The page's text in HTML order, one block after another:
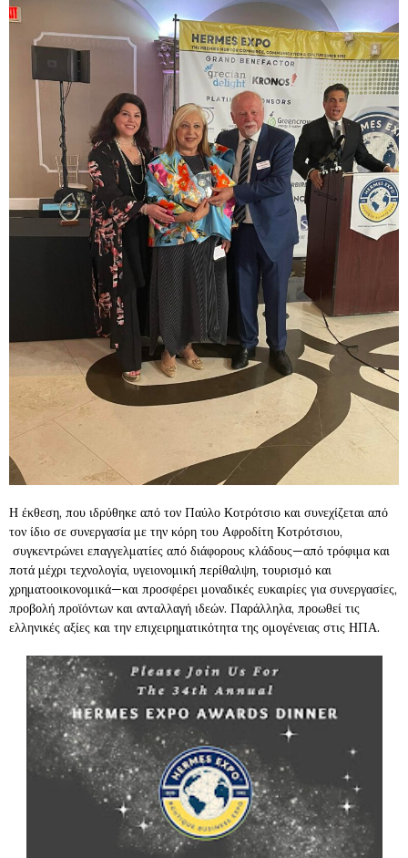
Η έκθεση, που ιδρύθηκε από τον Παύλο Κοτρότσιο και συνεχίζεται από
τον ίδιο σε συνεργασία με την κόρη του Αφροδίτη Κοτρότσιου,
συγκεντρώνει επαγγελματίες από διάφορους κλάδους—από τρόφιμα και
ποτά μέχρι τεχνολογία, υγειονομική περίθαλψη, τουρισμό και
χρηματοοικονομικά—και προσφέρει μοναδικές ευκαιρίες για συνεργασίες,
προβολή προϊόντων και ανταλλαγή ιδεών. Παράλληλα, προωθεί τις
ελληνικές αξίες και την επιχειρηματικότητα της ομογένειας στις ΗΠΑ.